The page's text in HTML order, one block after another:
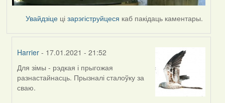
Увайдзіце цізарэгіструйцеся каб пакідаць каментары.
Harrier - 17.01.2021 - 21:52
In
reply
to
Для зімы - рэдкая і прыгожая
разнастайнасць. Прызналі сталоўку за
сваю.